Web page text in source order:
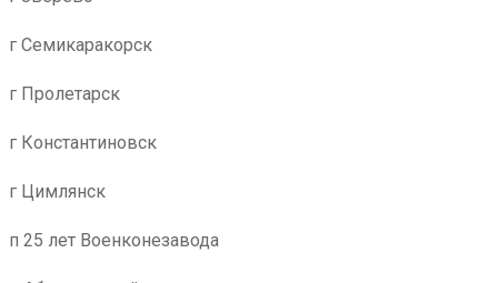
г Семикаракорск
г Пролетарск
г Константиновск
г Цимлянск
п 25 лет Военконезавода